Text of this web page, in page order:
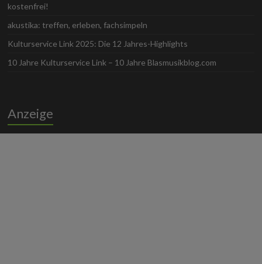
kostenfrei!
akustika: treffen, erleben, fachsimpeln
Kulturservice Link 2025: Die 12 Jahres-Highlights
10 Jahre Kulturservice Link – 10 Jahre Blasmusikblog.com
Anzeige